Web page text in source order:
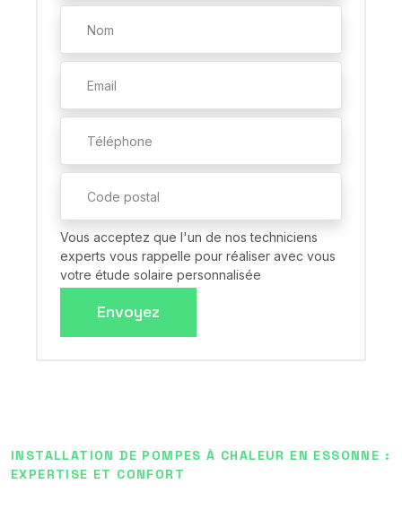
Vous acceptez que l'un de nos techniciens
experts vous rappelle pour réaliser avec vous
votre étude solaire personnalisée
Envoyez
INSTALLATION DE POMPES À CHALEUR EN ESSONNE :
EXPERTISE ET CONFORT